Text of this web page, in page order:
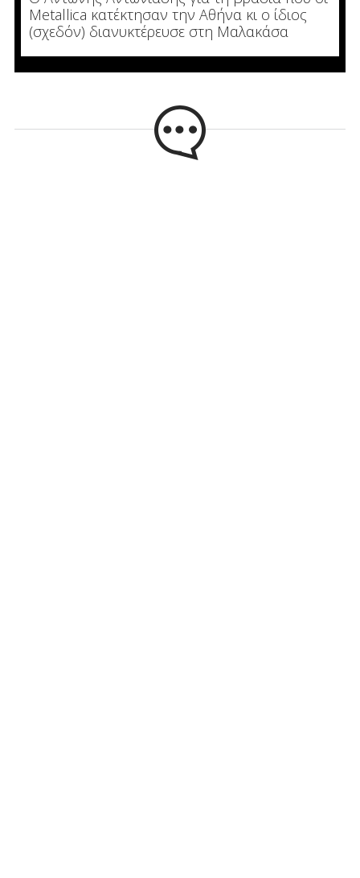
Metallica κατέκτησαν την Αθήνα κι ο ίδιος
(σχεδόν) διανυκτέρευσε στη Μαλακάσα